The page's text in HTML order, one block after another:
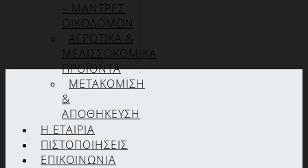
– ΜΑΝΤΡΕΣ
ΟΙΚΟΔΟΜΩΝ
ΑΓΡΟΤΙΚΑ &
ΜΕΛΙΣΣΟΚΟΜΙΚΑ
ΠΡΟΪΟΝΤΑ
ΜΕΤΑΚΟΜΙΣΗ
&
ΑΠΟΘΗΚΕΥΣΗ
Η ΕΤΑΙΡΊΑ
ΠΙΣΤΟΠΟΙΉΣΕΙΣ
ΕΠΙΚΟΙΝΩΝΊΑ